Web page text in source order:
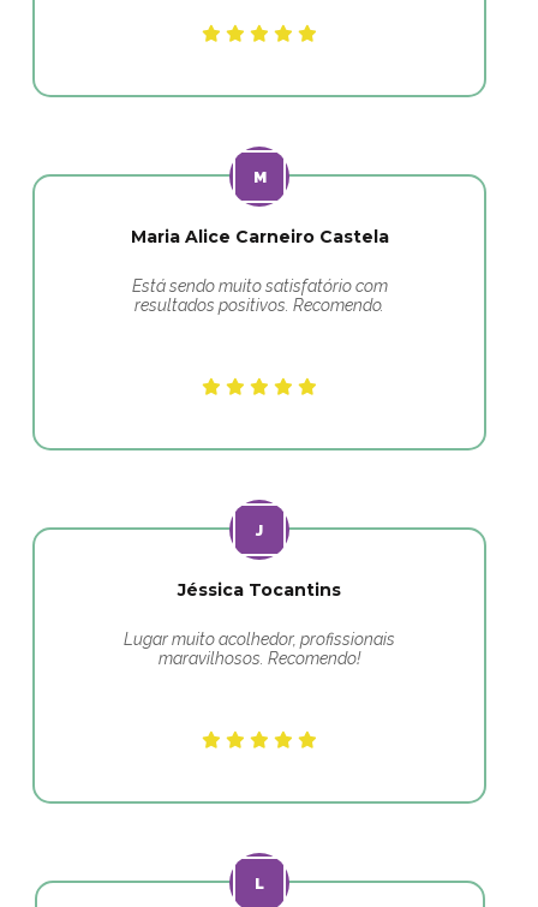
Maria Alice Carneiro Castela
Está sendo muito satisfatório com
resultados positivos. Recomendo.
Jéssica Tocantins
Lugar muito acolhedor, profissionais
maravilhosos. Recomendo!